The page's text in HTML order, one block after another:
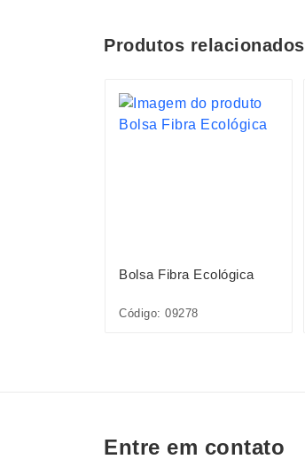
Produtos relacionados
Bolsa Fibra Ecológica
Código: 09278
Entre em contato